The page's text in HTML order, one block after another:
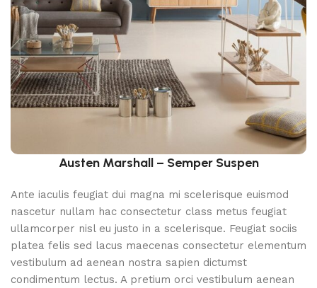
Austen Marshall – Semper Suspen
Ante iaculis feugiat dui magna mi scelerisque euismod
nascetur nullam hac consectetur class metus feugiat
ullamcorper nisl eu justo in a scelerisque. Feugiat sociis
platea felis sed lacus maecenas consectetur elementum
vestibulum ad aenean nostra sapien dictumst
condimentum lectus. A pretium orci vestibulum aenean